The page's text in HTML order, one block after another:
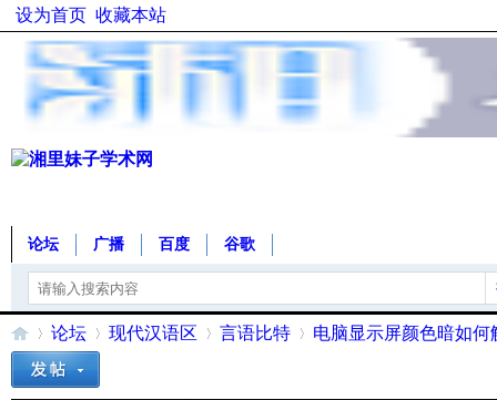
设为首页 收藏本站
论坛 广播 百度 谷歌
论坛 现代汉语区 言语比特 电脑显示屏颜色暗如何